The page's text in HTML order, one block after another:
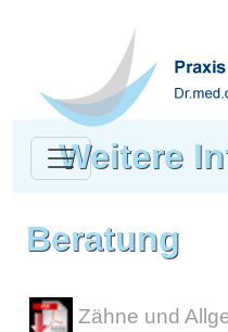
Toggle navigation
Weitere
Beratung
Zähne und